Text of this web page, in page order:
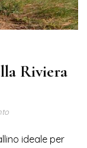
Riviera
ideale per